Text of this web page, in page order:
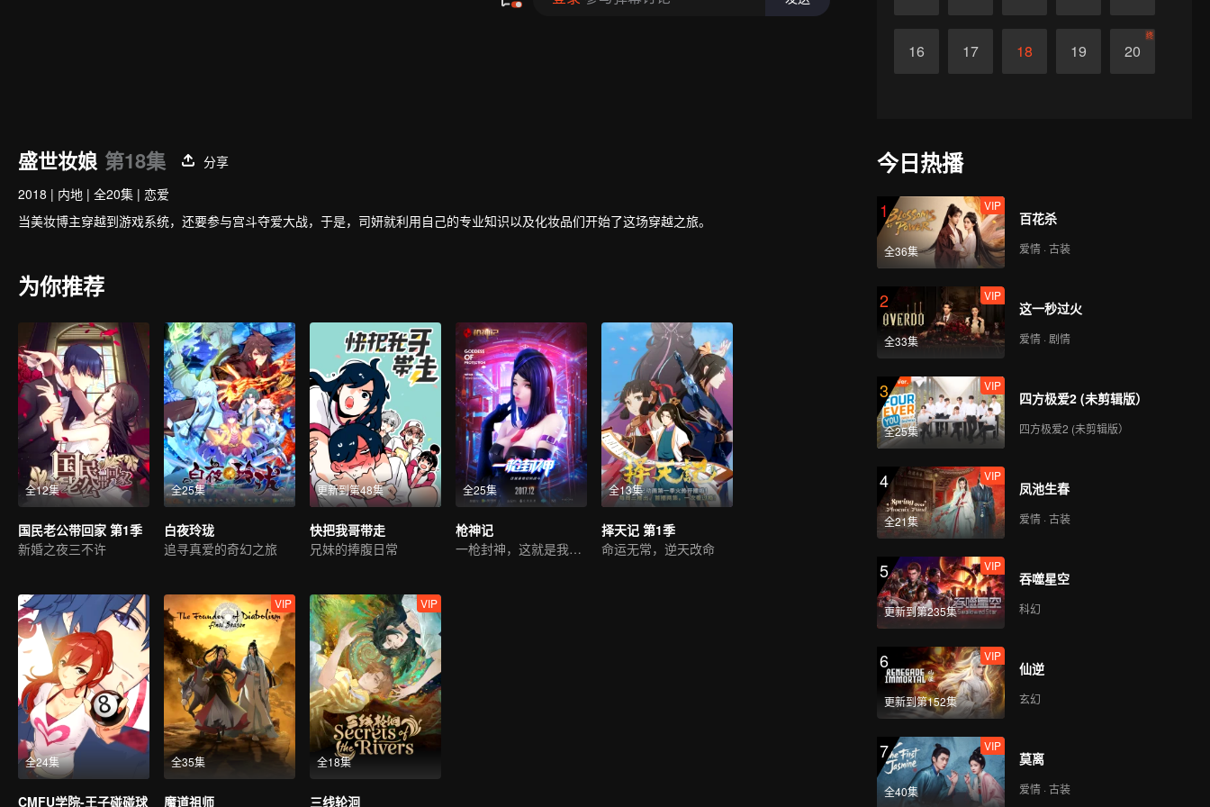
16 17 18 19 20
终
盛世妆娘 第18集
分享
2018 | 内地 | 全20集 | 恋爱
当美妆博主穿越到游戏系统，还要参与宫斗夺爱大战，于是，司妍就利用自己的专业知识以及化妆品们开始了这场穿越之旅。
为你推荐
全12集
国民老公带回家 第1季
新婚之夜三不许
全25集
白夜玲珑
追寻真爱的奇幻之旅
更新到第48集
快把我哥带走
兄妹的捧腹日常
全25集
枪神记
一枪封神，这就是我们的战斗！
全13集
择天记 第1季
命运无常，逆天改命
全24集
CMFU学院-王子碰碰球
全35集
VIP
魔道祖师
全18集
VIP
三线轮洄
今日热播
1
全36集
VIP
百花杀
爱情 · 古装
2
全33集
VIP
这一秒过火
爱情 · 剧情
3
全25集
VIP
四方极爱2 (未剪辑版）
四方极爱2 (未剪辑版）
4
全21集
VIP
凤池生春
爱情 · 古装
5
更新到第235集
VIP
吞噬星空
科幻
6
更新到第152集
VIP
仙逆
玄幻
7
全40集
VIP
莫离
爱情 · 古装